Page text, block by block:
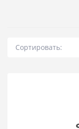
Сортировать: